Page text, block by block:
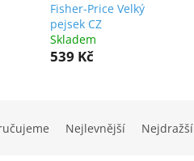
Fisher-Price Velký
pejsek CZ
Skladem
539 Kč
Nejlevnější Nejdražší